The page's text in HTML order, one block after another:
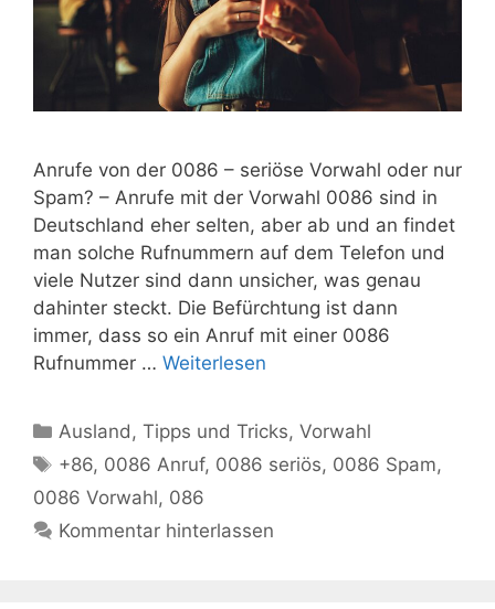
Anrufe von der 0086 – seriöse Vorwahl oder nur
Spam? – Anrufe mit der Vorwahl 0086 sind in
Deutschland eher selten, aber ab und an findet
man solche Rufnummern auf dem Telefon und
viele Nutzer sind dann unsicher, was genau
dahinter steckt. Die Befürchtung ist dann
immer, dass so ein Anruf mit einer 0086
Rufnummer … Weiterlesen
Kategorien
Ausland,Tipps und Tricks,Vorwahl
Schlagwörter
+86, 0086 Anruf, 0086 seriös, 0086 Spam,
0086 Vorwahl, 086
Kommentar hinterlassen